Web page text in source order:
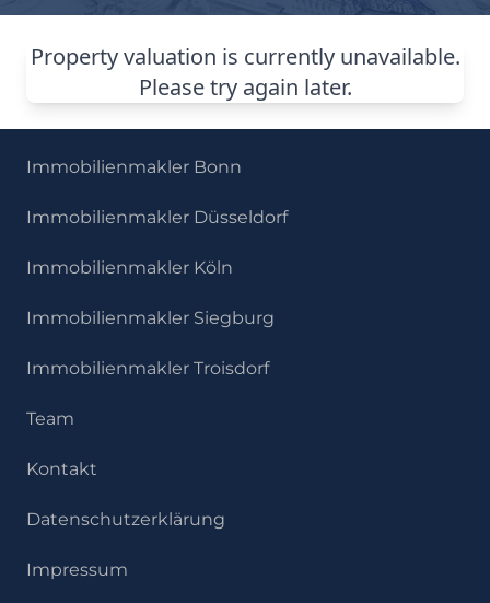
Immobilienmakler Bonn
Immobilienmakler Düsseldorf
Immobilienmakler Köln
Immobilienmakler Siegburg
Immobilienmakler Troisdorf
Team
Kontakt
Datenschutzerklärung
Impressum